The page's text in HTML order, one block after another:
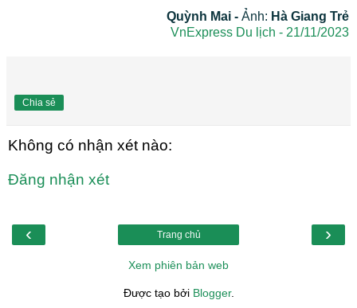
Quỳnh Mai - Ảnh: Hà Giang Trẻ
VnExpress Du lịch - 21/11/2023
Chia sẻ
Không có nhận xét nào:
Đăng nhận xét
‹ ›
Trang chủ
Xem phiên bản web
Được tạo bởi Blogger.